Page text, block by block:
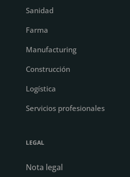
Sanidad
Farma
Manufacturing
Construcción
Logística
Servicios profesionales
LEGAL
Nota legal